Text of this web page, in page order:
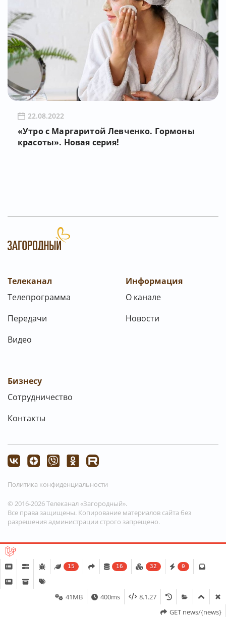
22.08.2022
«Утро с Маргаритой Левченко. Гормоны
красоты». Новая серия!
Телеканал
Телепрограмма
Передачи
Видео
Информация
О канале
Новости
Бизнесу
Сотрудничество
Контакты
© 2016-2026 Телеканал «Загородный».
Все права защищены. Копирование материалов сайта без
разрешения администрации строго запрещено.
Политика конфиденциальности
15 16 32 0
8.1.27
400ms
41MB
GET news/{news}